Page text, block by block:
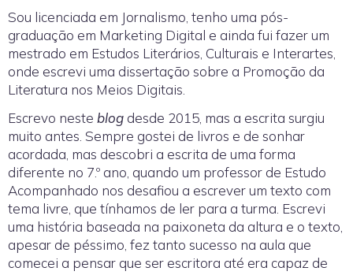
Sou licenciada em Jornalismo, tenho uma pós-
graduação em Marketing Digital e ainda fui fazer um
mestrado em Estudos Literários, Culturais e Interartes,
onde escrevi uma dissertação sobre a Promoção da
Literatura nos Meios Digitais.
Escrevo neste blog desde 2015, mas a escrita surgiu
muito antes. Sempre gostei de livros e de sonhar
acordada, mas descobri a escrita de uma forma
diferente no 7.º ano, quando um professor de Estudo
Acompanhado nos desafiou a escrever um texto com
tema livre, que tínhamos de ler para a turma. Escrevi
uma história baseada na paixoneta da altura e o texto,
apesar de péssimo, fez tanto sucesso na aula que
comecei a pensar que ser escritora até era capaz de